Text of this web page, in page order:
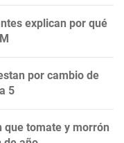
explican por qué
por cambio de
5
que tomate y morrón